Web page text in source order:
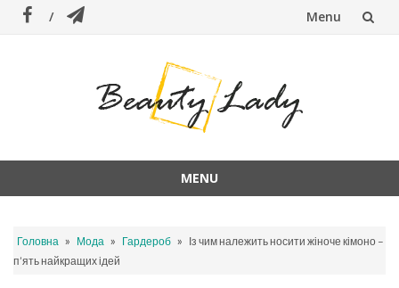
Menu
MENU
content
Головна » Мода » Гардероб » Із чим належить носити жіноче кімоно –
п’ять найкращих ідей